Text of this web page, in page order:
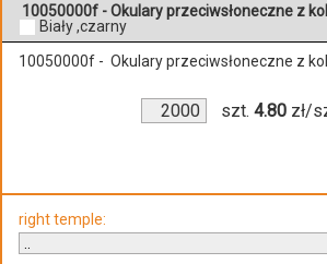
10050000f - Okulary przeciwsłoneczne z
Biały ,czarny
10050000f - Okulary przeciwsłoneczne z
szt. 4.80 zł/
right temple: